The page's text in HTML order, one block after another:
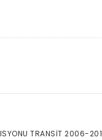
TRANSİT